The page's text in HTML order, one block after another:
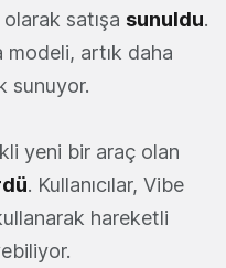
satışa sunuldu.
artık daha
sunuyor.
yeni bir araç olan
. Kullanıcılar, Vibe
hareketli